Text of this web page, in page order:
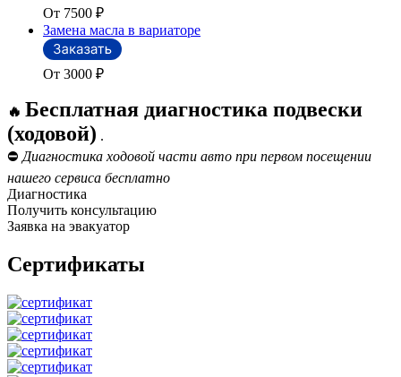
От 7500 ₽
Замена масла в вариаторе
От 3000 ₽
🔥 Бесплатная диагностика подвески
(ходовой) .
⛔ Диагностика ходовой части авто при первом посещении
нашего сервиса бесплатно
Диагностика
Получить консультацию
Заявка на эвакуатор
Сертификаты